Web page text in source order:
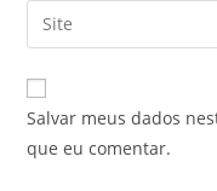
Salvar meus dados
que eu comentar.